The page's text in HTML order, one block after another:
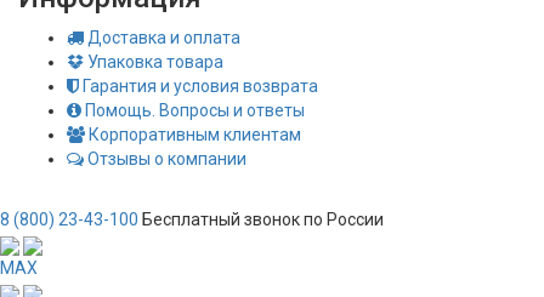
Доставка и оплата
Упаковка товара
Гарантия и условия возврата
Помощь. Вопросы и ответы
Корпоративным клиентам
Отзывы о компании
8 (800) 23-43-100 Бесплатный звонок по России
MAX